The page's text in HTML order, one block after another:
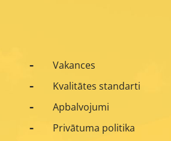
Vakances
Kvalitātes standarti
Apbalvojumi
Privātuma politika